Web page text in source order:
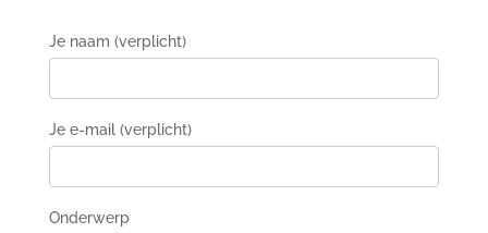
Je naam (verplicht)
Je e-mail (verplicht)
Onderwerp